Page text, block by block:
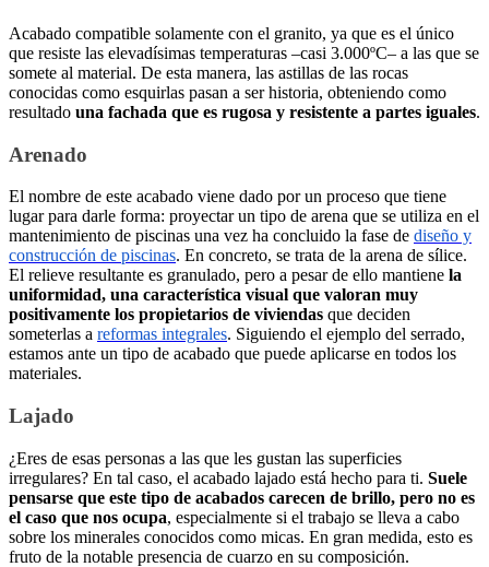
Acabado compatible solamente con el granito, ya que es el único
que resiste las elevadísimas temperaturas –casi 3.000ºC– a las que se
somete al material. De esta manera, las astillas de las rocas
conocidas como esquirlas pasan a ser historia, obteniendo como
resultado una fachada que es rugosa y resistente a partes iguales.
Arenado
El nombre de este acabado viene dado por un proceso que tiene
lugar para darle forma: proyectar un tipo de arena que se utiliza en el
mantenimiento de piscinas una vez ha concluido la fase de diseño y
construcción de piscinas. En concreto, se trata de la arena de sílice.
El relieve resultante es granulado, pero a pesar de ello mantiene la
uniformidad, una característica visual que valoran muy
positivamente los propietarios de viviendas que deciden
someterlas a reformas integrales. Siguiendo el ejemplo del serrado,
estamos ante un tipo de acabado que puede aplicarse en todos los
materiales.
Lajado
¿Eres de esas personas a las que les gustan las superficies
irregulares? En tal caso, el acabado lajado está hecho para ti. Suele
pensarse que este tipo de acabados carecen de brillo, pero no es
el caso que nos ocupa, especialmente si el trabajo se lleva a cabo
sobre los minerales conocidos como micas. En gran medida, esto es
fruto de la notable presencia de cuarzo en su composición.